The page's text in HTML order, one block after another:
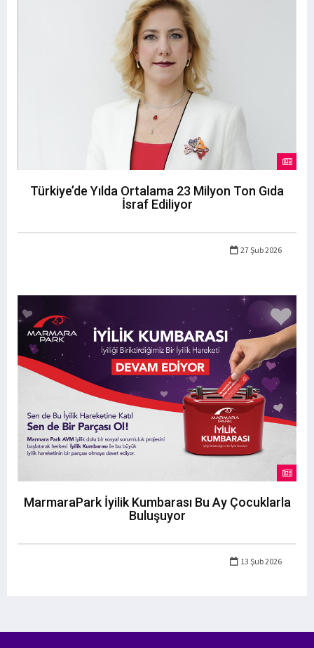
Türkiye’de Yılda Ortalama 23 Milyon Ton Gıda
İsraf Ediliyor
27 Şub 2026
MarmaraPark İyilik Kumbarası Bu Ay Çocuklarla
Buluşuyor
13 Şub 2026